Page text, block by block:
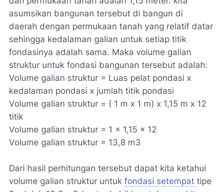
asumsikan bangunan tersebut di bangun di
daerah dengan permukaan tanah yang relatif datar
sehingga kedalaman galian untuk setiap titik
fondasinya adalah sama. Maka volume galian
struktur untuk fondasi bangunan tersebut adalah:
Volume galian struktur = Luas pelat pondasi x
kedalaman pondasi x jumlah titik pondasi
Volume galian struktur = ( 1 m x 1 m) x 1,15 m x 12
titik
Volume galian struktur = 1 x 1,15 x 12
Volume galian struktur = 13,8 m3
Dari hasil perhitungan tersebut dapat kita ketahui
volume galian struktur untuk fondasi setempat tipe